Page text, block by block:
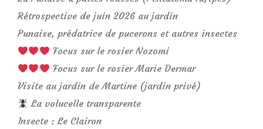
Rétrospective de juin 2026 au jardin
Punaise, prédatrice de pucerons et autres insectes
Focus sur le rosier Nozomi
Focus sur le rosier Marie Dermar
Visite au jardin de Martine (jardin privé)
La volucelle transparente
Insecte : Le Clairon